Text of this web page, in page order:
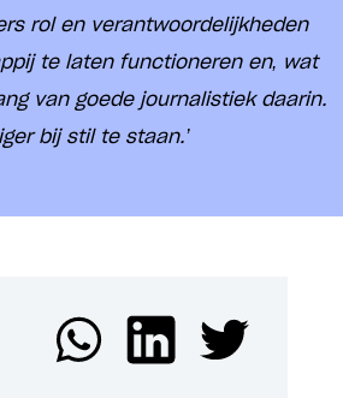
rol en verantwoordelijkheden
te laten functioneren en, wat
van goede journalistiek daarin.
bij stil te staan.’